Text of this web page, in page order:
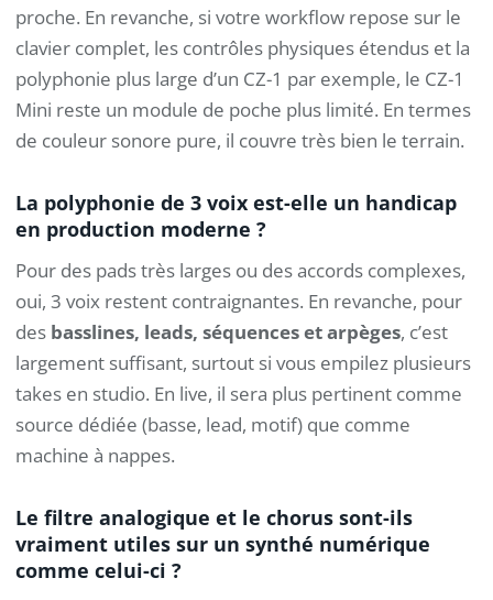
proche. En revanche, si votre workflow repose sur le
clavier complet, les contrôles physiques étendus et la
polyphonie plus large d’un CZ-1 par exemple, le CZ-1
Mini reste un module de poche plus limité. En termes
de couleur sonore pure, il couvre très bien le terrain.
La polyphonie de 3 voix est-elle un handicap
en production moderne ?
Pour des pads très larges ou des accords complexes,
oui, 3 voix restent contraignantes. En revanche, pour
des basslines, leads, séquences et arpèges, c’est
largement suffisant, surtout si vous empilez plusieurs
takes en studio. En live, il sera plus pertinent comme
source dédiée (basse, lead, motif) que comme
machine à nappes.
Le filtre analogique et le chorus sont-ils
vraiment utiles sur un synthé numérique
comme celui-ci ?